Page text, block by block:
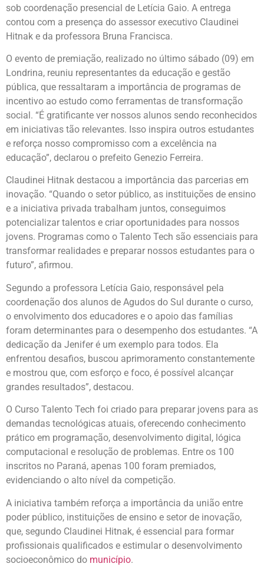
sob coordenação presencial de Letícia Gaio. A entrega
contou com a presença do assessor executivo Claudinei
Hitnak e da professora Bruna Francisca.
O evento de premiação, realizado no último sábado (09) em
Londrina, reuniu representantes da educação e gestão
pública, que ressaltaram a importância de programas de
incentivo ao estudo como ferramentas de transformação
social. “É gratificante ver nossos alunos sendo reconhecidos
em iniciativas tão relevantes. Isso inspira outros estudantes
e reforça nosso compromisso com a excelência na
educação”, declarou o prefeito Genezio Ferreira.
Claudinei Hitnak destacou a importância das parcerias em
inovação. “Quando o setor público, as instituições de ensino
e a iniciativa privada trabalham juntos, conseguimos
potencializar talentos e criar oportunidades para nossos
jovens. Programas como o Talento Tech são essenciais para
transformar realidades e preparar nossos estudantes para o
futuro”, afirmou.
Segundo a professora Letícia Gaio, responsável pela
coordenação dos alunos de Agudos do Sul durante o curso,
o envolvimento dos educadores e o apoio das famílias
foram determinantes para o desempenho dos estudantes. “A
dedicação da Jenifer é um exemplo para todos. Ela
enfrentou desafios, buscou aprimoramento constantemente
e mostrou que, com esforço e foco, é possível alcançar
grandes resultados”, destacou.
O Curso Talento Tech foi criado para preparar jovens para as
demandas tecnológicas atuais, oferecendo conhecimento
prático em programação, desenvolvimento digital, lógica
computacional e resolução de problemas. Entre os 100
inscritos no Paraná, apenas 100 foram premiados,
evidenciando o alto nível da competição.
A iniciativa também reforça a importância da união entre
poder público, instituições de ensino e setor de inovação,
que, segundo Claudinei Hitnak, é essencial para formar
profissionais qualificados e estimular o desenvolvimento
socioeconômico do município.